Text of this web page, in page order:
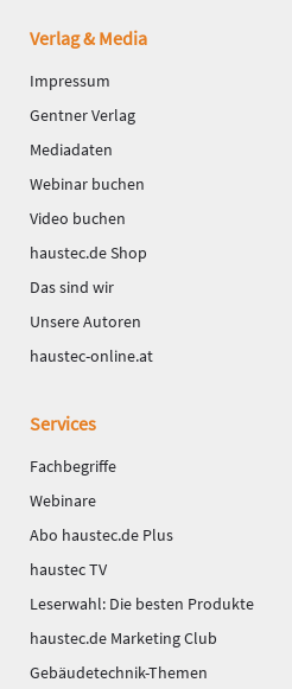
Verlag & Media
Impressum
Gentner Verlag
Mediadaten
Webinar buchen
Video buchen
haustec.de Shop
Das sind wir
Unsere Autoren
haustec-online.at
Services
Fachbegriffe
Webinare
Abo haustec.de Plus
haustec TV
Leserwahl: Die besten Produkte
haustec.de Marketing Club
Gebäudetechnik-Themen